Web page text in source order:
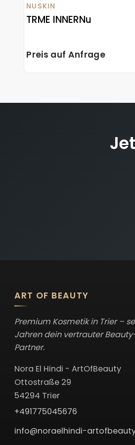
NUSKIN
TRME INNERNu
Preis auf Anfrage
ART OF BEAUTY
Premium Kosmetik in Trier –
Jahren dein vertrauter
Partner.
Nora El Hindi - ArtOfBeauty
Ottostraße 29
54294 Trier
+491775045676
info@noraelhindi-